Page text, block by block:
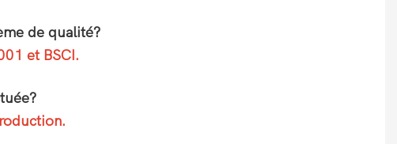
de qualité?
et BSCI.